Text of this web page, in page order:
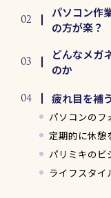
パソコン作
の方が楽？
どんなメガ
のか
疲れ目を補
パソコンのフ
定期的に休憩
パリミキのビ
ライフスタイ